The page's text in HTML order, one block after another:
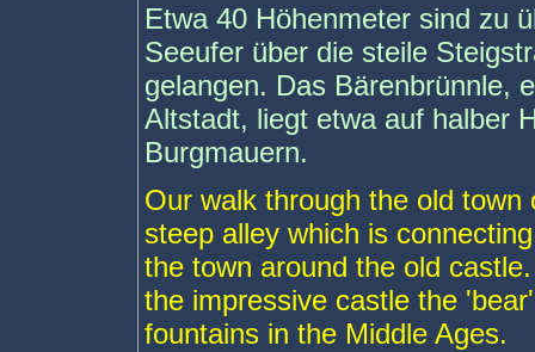
Etwa 40 Höhenmeter sind zu
Seeufer über die steile
gelangen. Das Bärenbrünnle,
Altstadt, liegt etwa auf halber
Burgmauern.
Our walk through the old
steep alley which is
the town around the old
the impressive castle the
fountains in the Middle Ages.